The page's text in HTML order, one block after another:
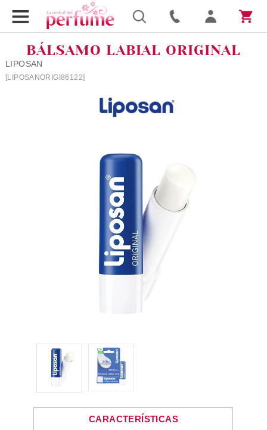
BÁLSAMO LABIAL ORIGINAL
LIPOSAN
[LIPOSANORIGI86122]
CARACTERÍSTICAS